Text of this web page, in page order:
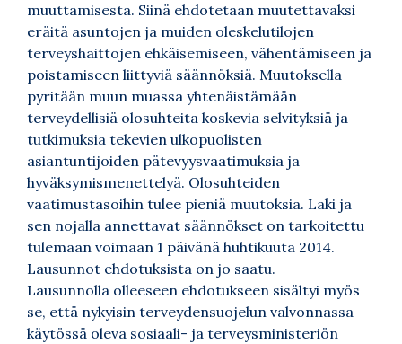
muuttamisesta. Siinä ehdotetaan muutettavaksi
eräitä asuntojen ja muiden oleskelutilojen
terveyshaittojen ehkäisemiseen, vähentämiseen ja
poistamiseen liittyviä säännöksiä. Muutoksella
pyritään muun muassa yhtenäistämään
terveydellisiä olosuhteita koskevia selvityksiä ja
tutkimuksia tekevien ulkopuolisten
asiantuntijoiden pätevyysvaatimuksia ja
hyväksymismenettelyä. Olosuhteiden
vaatimustasoihin tulee pieniä muutoksia. Laki ja
sen nojalla annettavat säännökset on tarkoitettu
tulemaan voimaan 1 päivänä huhtikuuta 2014.
Lausunnot ehdotuksista on jo saatu.
Lausunnolla olleeseen ehdotukseen sisältyi myös
se, että nykyisin terveydensuojelun valvonnassa
käytössä oleva sosiaali- ja terveysministeriön